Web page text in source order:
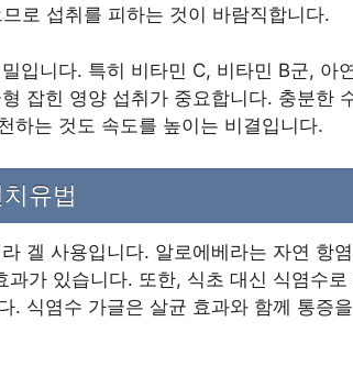
로 섭취를 피하는 것이 바람직합니다.
입니다. 특히 비타민 C, 비타민 B군, 아
잡힌 영양 섭취가 중요합니다. 충분한
하는 것도 속도를 높이는 비결입니다.
유법
겔 사용입니다. 알로에베라는 자연 항
가 있습니다. 또한, 식초 대신 식염수로
. 식염수 가글은 살균 효과와 함께 통증